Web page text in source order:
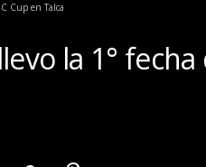
Cup en Talca
la 1° fecha